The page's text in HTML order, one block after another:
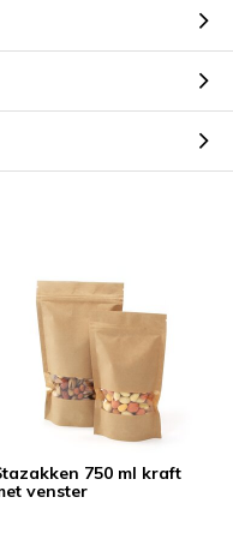
750 ml kraft
venster